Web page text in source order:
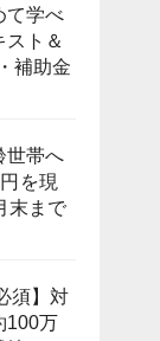
て学べ
スト＆
補助金
世帯へ
を現
末まで
須】対
100万